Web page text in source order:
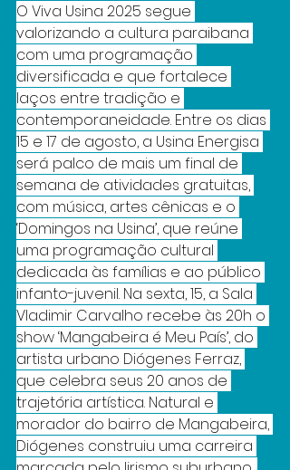
O Viva Usina 2025 segue
valorizando a cultura paraibana
com uma programação
diversificada e que fortalece
laços entre tradição e
contemporaneidade. Entre os dias
15 e 17 de agosto, a Usina Energisa
será palco de mais um final de
semana de atividades gratuitas,
com música, artes cênicas e o
‘Domingos na Usina’, que reúne
uma programação cultural
dedicada às famílias e ao público
infanto-juvenil. Na sexta, 15, a Sala
Vladimir Carvalho recebe às 20h o
show ‘Mangabeira é Meu País’, do
artista urbano Diógenes Ferraz,
que celebra seus 20 anos de
trajetória artística. Natural e
morador do bairro de Mangabeira,
Diógenes construiu uma carreira